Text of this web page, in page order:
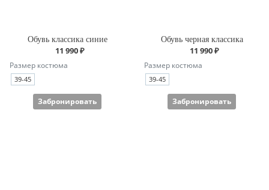
Обувь классика синие
11 990 ₽
Размер костюма
39-45
Забронировать
Обувь черная классика
11 990 ₽
Размер костюма
39-45
Забронировать